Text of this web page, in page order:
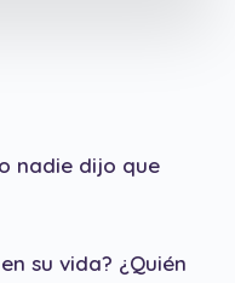
nadie dijo que
su vida? ¿Quién